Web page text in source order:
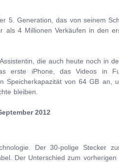
5. Generation, das von seinem
als 4 Millionen Verkäufen in den
die auch heute noch in
erste iPhone, das Videos in
Speicherkapazität von 64 GB an,
bleiben.
2012
Der 30-polige Stecker
Der Unterschied zum